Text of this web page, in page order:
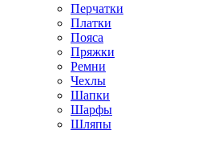
Перчатки
Платки
Пояса
Пряжки
Ремни
Чехлы
Шапки
Шарфы
Шляпы